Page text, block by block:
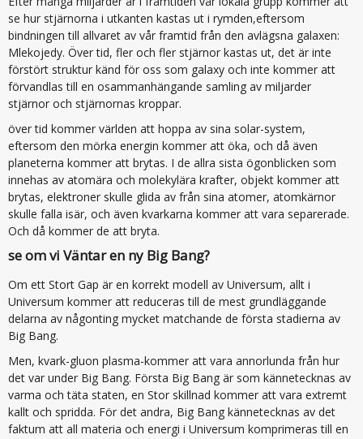
se hur stjärnorna i utkanten kastas ut i rymden,eftersom
bindningen till allvaret av vår framtid från den avlägsna galaxen:
Mlekojedy. Över tid, fler och fler stjärnor kastas ut, det är inte
förstört struktur känd för oss som galaxy och inte kommer att
förvandlas till en osammanhängande samling av miljarder
stjärnor och stjärnornas kroppar.
över tid kommer världen att hoppa av sina solar-system,
eftersom den mörka energin kommer att öka, och då även
planeterna kommer att brytas. I de allra sista ögonblicken som
innehas av atomära och molekylära krafter, objekt kommer att
brytas, elektroner skulle glida av från sina atomer, atomkärnor
skulle falla isär, och även kvarkarna kommer att vara separerade.
Och då kommer de att bryta.
se om vi Väntar en ny Big Bang?
Om ett Stort Gap är en korrekt modell av Universum, allt i
Universum kommer att reduceras till de mest grundläggande
delarna av någonting mycket matchande de första stadierna av
Big Bang.
Men, kvark-gluon plasma-kommer att vara annorlunda från hur
det var under Big Bang. Första Big Bang är som kännetecknas av
varma och täta staten, en Stor skillnad kommer att vara extremt
kallt och spridda. För det andra, Big Bang kännetecknas av det
faktum att all materia och energi i Universum komprimeras till en